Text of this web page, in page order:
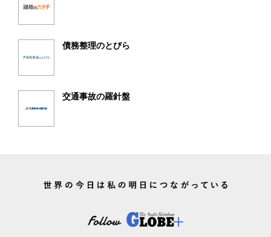
債務整理のとびら
交通事故の羅針盤